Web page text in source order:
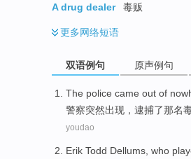
A drug dealer
毒贩
更多网络短语
双语例句 原声例句
The police came out of
警察突然出现， 逮捕了那名
youdao
Erik Todd Dellums, who